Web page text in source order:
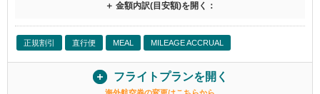
＋ 金額内訳(目安額)を開く：
正規割引 直行便 MEAL MILEAGE ACCRUAL
フライトプランを開く